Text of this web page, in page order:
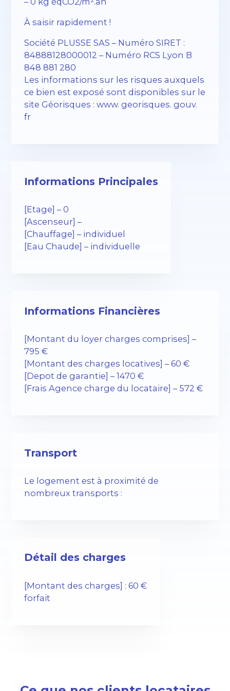
À saisir rapidement !
Société PLUSSE SAS – ​​Numéro SIRET :
84888128000012 – Numéro RCS Lyon B
848 881 280
Les informations sur les risques auxquels
ce bien est exposé sont disponibles sur le
site Géorisques : www. georisques. gouv.
fr
Informations Principales
[Etage] – 0
[Ascenseur] –
[Chauffage] – individuel
[Eau Chaude] – individuelle
Informations Financières
[Montant du loyer charges comprises] –
795 €
[Montant des charges locatives] – 60 €
[Depot de garantie] – 1470 €
[Frais Agence charge du locataire] – 572 €
Transport
Le logement est à proximité de
nombreux transports :
Détail des charges
[Montant des charges] : 60 €
forfait